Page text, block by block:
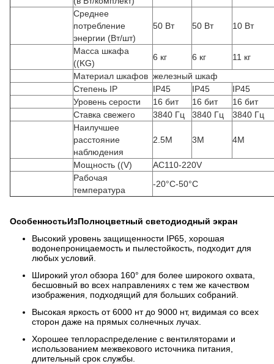
Среднее
потребление
энергии (Вт/шт)
50 Вт 50 Вт 10 Вт
Масса шкафа
((KG)
6 кг 6 кг
11 кг
Материал шкафов железный шкаф
Степень IP
IP45 IP45
IP45
Уровень серости
16 бит 16 бит
16 бит
Ставка свежего
3840 Гц 3840 Гц
3840 Гц
Наилучшее
расстояние
наблюдения
2.5M 3M 4M
Мощность ((V)
AC110-220V
Рабочая
температура
-20°C-50°C
ОсобенностьИзПолноцветный светодиодный экран
Высокий уровень защищенности IP65, хорошая
водонепроницаемость и пылестойкость, подходит для
любых условий.
Широкий угол обзора 160° для более широкого охвата,
бесшовный во всех направлениях с тем же качеством
изображения, подходящий для больших собраний.
Высокая яркость от 6000 нт до 9000 нт, видимая со всех
сторон даже на прямых солнечных лучах.
Хорошее теплораспределение с вентиляторами и
использованием межвекового источника питания,
длительный срок службы.